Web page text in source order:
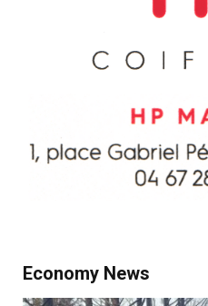
Economy News